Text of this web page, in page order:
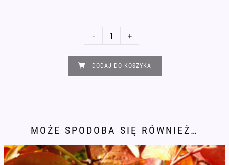
Bransoletka
alfabet
Morse'a
- +
DODAJ DO KOSZYKA
MOŻE SPODOBA SIĘ RÓWNIEŻ…